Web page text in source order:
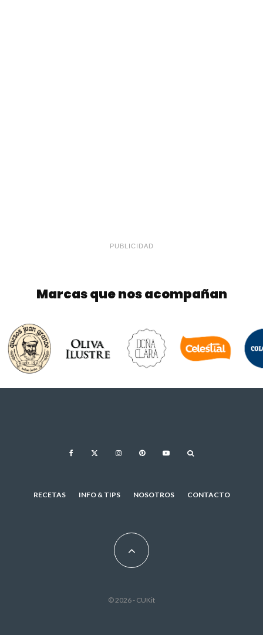
PUBLICIDAD
Marcas que nos acompañan
RECETAS INFO & TIPS NOSOTROS CONTACTO
© 2026 - CUKit